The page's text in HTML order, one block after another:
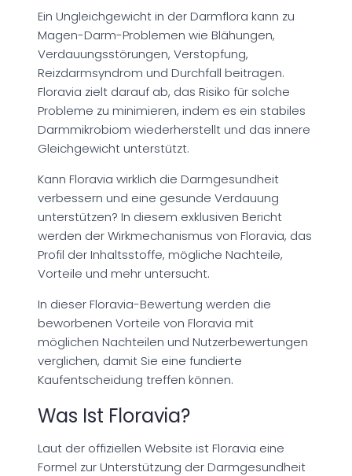
Ein Ungleichgewicht in der Darmflora kann zu
Magen-Darm-Problemen wie Blähungen,
Verdauungsstörungen, Verstopfung,
Reizdarmsyndrom und Durchfall beitragen.
Floravia zielt darauf ab, das Risiko für solche
Probleme zu minimieren, indem es ein stabiles
Darmmikrobiom wiederherstellt und das innere
Gleichgewicht unterstützt.
Kann Floravia wirklich die Darmgesundheit
verbessern und eine gesunde Verdauung
unterstützen? In diesem exklusiven Bericht
werden der Wirkmechanismus von Floravia, das
Profil der Inhaltsstoffe, mögliche Nachteile,
Vorteile und mehr untersucht.
In dieser Floravia-Bewertung werden die
beworbenen Vorteile von Floravia mit
möglichen Nachteilen und Nutzerbewertungen
verglichen, damit Sie eine fundierte
Kaufentscheidung treffen können.
Was Ist Floravia?
Laut der offiziellen Website ist Floravia eine
Formel zur Unterstützung der Darmgesundheit